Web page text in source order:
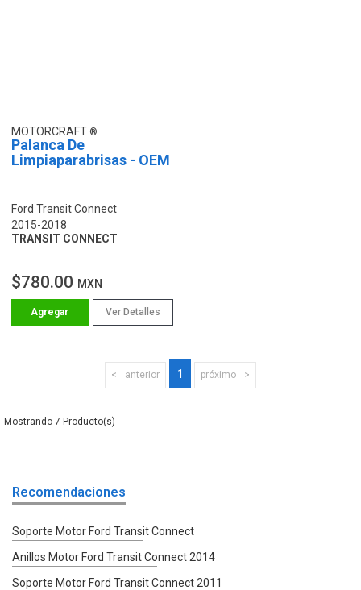
MOTORCRAFT
Palanca De
Limpiaparabrisas - OEM
Ford Transit Connect
2015-2018
TRANSIT CONNECT
$780.00 MXN
Ver Detalles
anterior 1 próximo
7
Recomendaciones
Soporte Motor Ford Transit Connect
Anillos Motor Ford Transit Connect 2014
Soporte Motor Ford Transit Connect 2011